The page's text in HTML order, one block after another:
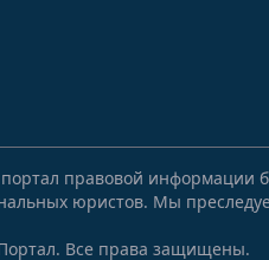
правовой информации
юристов. Мы
Все права защищены.